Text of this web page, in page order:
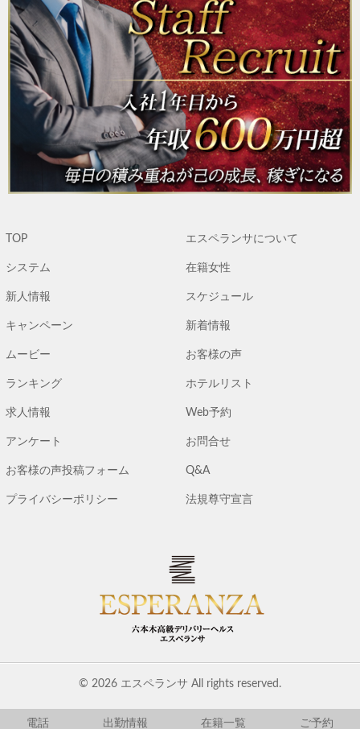
TOP エスペランサについて
システム 在籍女性
新人情報 スケジュール
キャンペーン 新着情報
ムービー お客様の声
ランキング ホテルリスト
求人情報 Web予約
アンケート お問合せ
お客様の声投稿フォーム Q&A
プライバシーポリシー 法規尊守宣言
© 2026 エスペランサ All rights reserved.
電話 出勤情報 在籍一覧 ご予約